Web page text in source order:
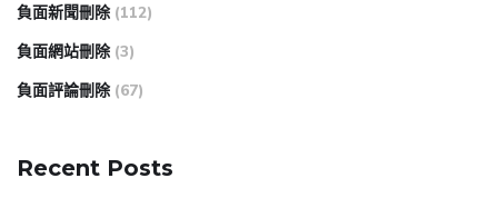
負面新聞刪除 (112)
負面網站刪除 (3)
負面評論刪除 (67)
Recent Posts